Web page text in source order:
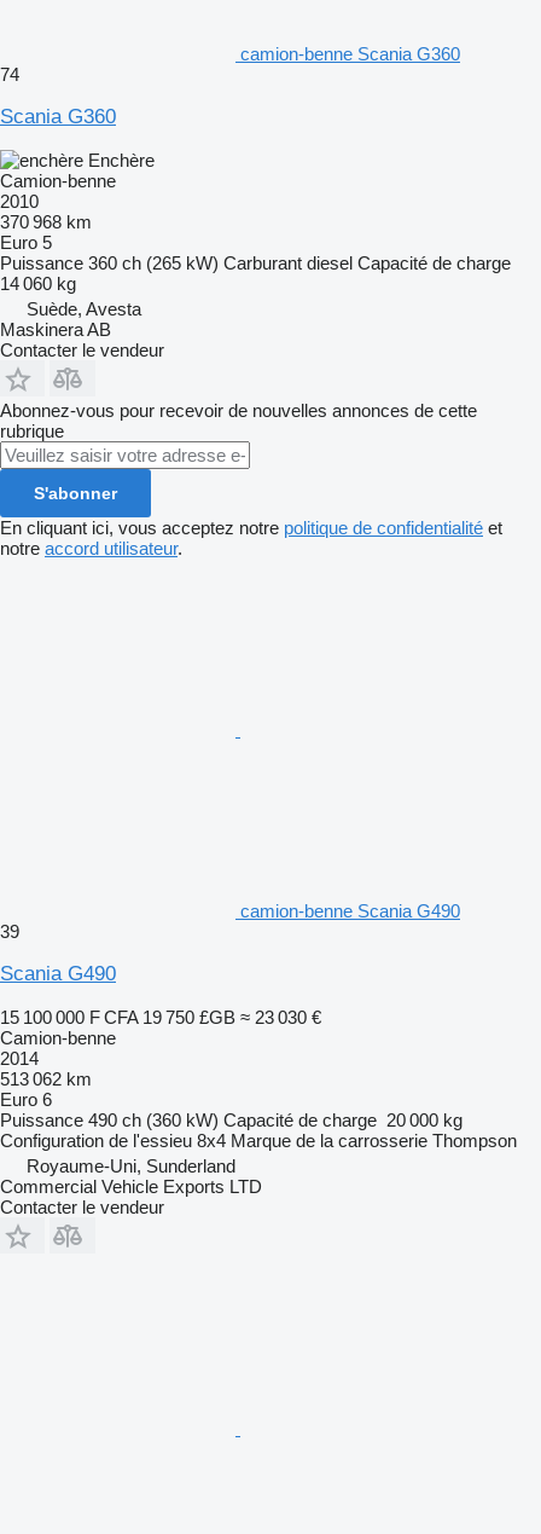
camion-benne Scania G360
74
Scania G360
Enchère
Camion-benne
2010
370 968 km
Euro 5
Puissance 360 ch (265 kW) Carburant diesel Capacité de charge
14 060 kg
Suède, Avesta
Maskinera AB
Contacter le vendeur
Abonnez-vous pour recevoir de nouvelles annonces de cette
rubrique
S'abonner
En cliquant ici, vous acceptez notre politique de confidentialité et
notre accord utilisateur.
camion-benne Scania G490
39
Scania G490
15 100 000 F CFA 19 750 £GB ≈ 23 030 €
Camion-benne
2014
513 062 km
Euro 6
Puissance 490 ch (360 kW) Capacité de charge 20 000 kg
Configuration de l'essieu 8x4 Marque de la carrosserie Thompson
Royaume-Uni, Sunderland
Commercial Vehicle Exports LTD
Contacter le vendeur